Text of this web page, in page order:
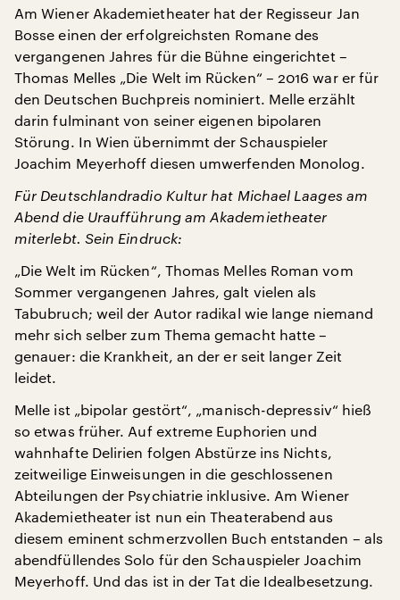
Am Wiener Akademietheater hat der Regisseur Jan
Bosse einen der erfolgreichsten Romane des
vergangenen Jahres für die Bühne eingerichtet –
Thomas Melles „Die Welt im Rücken“ – 2016 war er für
den Deutschen Buchpreis nominiert. Melle erzählt
darin fulminant von seiner eigenen bipolaren
Störung. In Wien übernimmt der Schauspieler
Joachim Meyerhoff diesen umwerfenden Monolog.
Für Deutschlandradio Kultur hat Michael Laages am
Abend die Uraufführung am Akademietheater
miterlebt. Sein Eindruck:
„Die Welt im Rücken“, Thomas Melles Roman vom
Sommer vergangenen Jahres, galt vielen als
Tabubruch; weil der Autor radikal wie lange niemand
mehr sich selber zum Thema gemacht hatte –
genauer: die Krankheit, an der er seit langer Zeit
leidet.
Melle ist „bipolar gestört“, „manisch-depressiv“ hieß
so etwas früher. Auf extreme Euphorien und
wahnhafte Delirien folgen Abstürze ins Nichts,
zeitweilige Einweisungen in die geschlossenen
Abteilungen der Psychiatrie inklusive. Am Wiener
Akademietheater ist nun ein Theaterabend aus
diesem eminent schmerzvollen Buch entstanden – als
abendfüllendes Solo für den Schauspieler Joachim
Meyerhoff. Und das ist in der Tat die Idealbesetzung.